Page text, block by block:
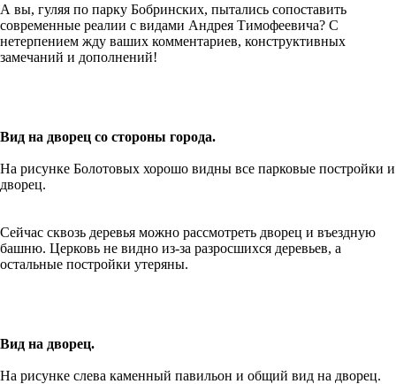
А вы, гуляя по парку Бобринских, пытались сопоставить
современные реалии с видами Андрея Тимофеевича? С
нетерпением жду ваших комментариев, конструктивных
замечаний и дополнений!
Вид на дворец со стороны города.
На рисунке Болотовых хорошо видны все парковые постройки и
дворец.
Сейчас сквозь деревья можно рассмотреть дворец и въездную
башню. Церковь не видно из-за разросшихся деревьев, а
остальные постройки утеряны.
Вид на дворец.
На рисунке слева каменный павильон и общий вид на дворец.